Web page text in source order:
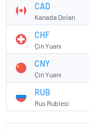
CAD
Kanada Doları
CHF
Çin Yuanı
CNY
Çin Yuanı
RUB
Rus Rublesi